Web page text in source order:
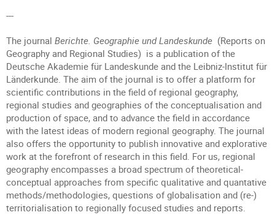
---
The journal Berichte. Geographie und Landeskunde (Reports on
Geography and Regional Studies) is a publication of the
Deutsche Akademie für Landeskunde and the Leibniz-Institut für
Länderkunde. The aim of the journal is to offer a platform for
scientific contributions in the field of regional geography,
regional studies and geographies of the conceptualisation and
production of space, and to advance the field in accordance
with the latest ideas of modern regional geography. The journal
also offers the opportunity to publish innovative and explorative
work at the forefront of research in this field. For us, regional
geography encompasses a broad spectrum of theoretical-
conceptual approaches from specific qualitative and quantative
methods/methodologies, questions of globalisation and (re-)
territorialisation to regionally focused studies and reports.